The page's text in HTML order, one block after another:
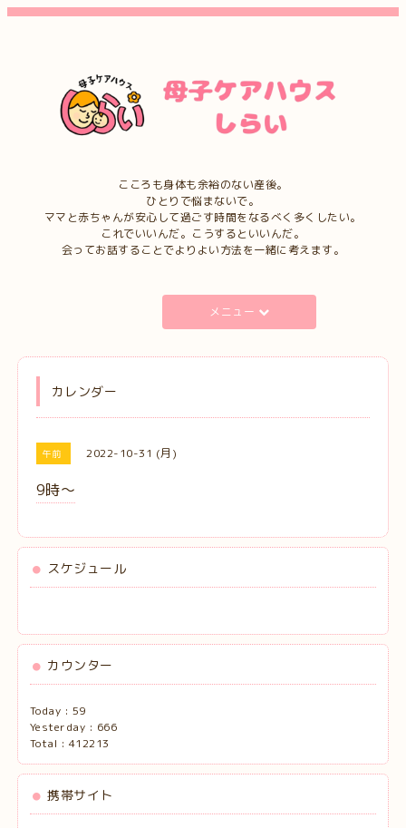
こころも身体も余裕のない産後。
ひとりで悩まないで。
ママと赤ちゃんが安心して過ごす時間をなるべく多くしたい。
これでいいんだ。こうするといいんだ。
会ってお話することでよりよい方法を一緒に考えます。
メニュー
カレンダー
午前 2022-10-31 (月)
9時〜
スケジュール
カウンター
Today : 59
Yesterday : 666
Total : 412213
携帯サイト